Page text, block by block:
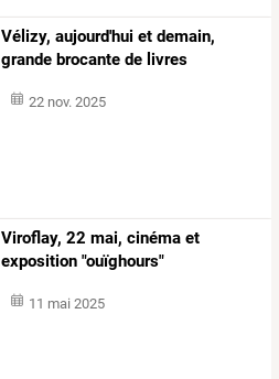
Vélizy, aujourd'hui et demain,
grande brocante de livres
22 nov. 2025
Viroflay, 22 mai, cinéma et
exposition "ouïghours"
11 mai 2025